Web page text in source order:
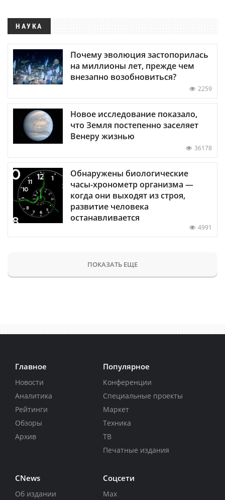
НАУКА
Почему эволюция застопорилась
на миллионы лет, прежде чем
внезапно возобновиться?
2259
Новое исследование показало,
что Земля постепенно заселяет
Венеру жизнью
36178
Обнаружены биологические
часы-хронометр организма —
когда они выходят из строя,
развитие человека
останавливается
4991
ПОКАЗАТЬ ЕЩЕ
Главное
Новости
Аналитика
Рейтинги
Обзоры
Архив
Популярное
Конференции
Специальные проекты
Маркет
Техника
ТВ
Печатные издания
CNews
Об издании
Соцсети
Max